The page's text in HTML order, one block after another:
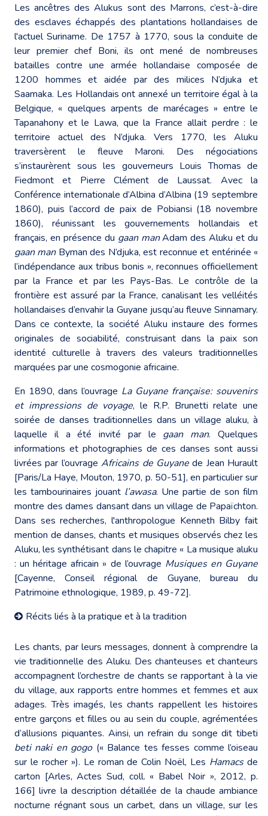
Les ancêtres des Alukus sont des Marrons, c’est-à-dire
des esclaves échappés des plantations hollandaises de
l'actuel Suriname. De 1757 à 1770, sous la conduite de
leur premier chef Boni, ils ont mené de nombreuses
batailles contre une armée hollandaise composée de
1200 hommes et aidée par des milices N’djuka et
Saamaka. Les Hollandais ont annexé un territoire égal à la
Belgique, « quelques arpents de marécages » entre le
Tapanahony et le Lawa, que la France allait perdre : le
territoire actuel des N’djuka. Vers 1770, les Aluku
traversèrent le fleuve Maroni. Des négociations
s’instaurèrent sous les gouverneurs Louis Thomas de
Fiedmont et Pierre Clément de Laussat. Avec la
Conférence internationale d’Albina d’Albina (19 septembre
1860), puis l’accord de paix de Pobiansi (18 novembre
1860), réunissant les gouvernements hollandais et
français, en présence du gaan manAdam des Aluku et du
gaan manByman des N’djuka, est reconnue et entérinée «
l’indépendance aux tribus bonis », reconnues officiellement
par la France et par les Pays-Bas. Le contrôle de la
frontière est assuré par la France, canalisant les velléités
hollandaises d’envahir la Guyane jusqu’au fleuve Sinnamary.
Dans ce contexte, la société Aluku instaure des formes
originales de sociabilité, construisant dans la paix son
identité culturelle à travers des valeurs traditionnelles
marquées par une cosmogonie africaine.
En 1890, dans l’ouvrage La Guyane française: souvenirs
et impressions de voyage, le R.P. Brunetti relate une
soirée de danses traditionnelles dans un village aluku, à
laquelle il a été invité par le gaan man. Quelques
informations et photographies de ces danses sont aussi
livrées par l’ouvrageAfricains de Guyanede Jean Hurault
[Paris/La Haye, Mouton, 1970, p. 50-51], en particulier sur
les tambourinaires jouant l’awasa. Une partie de son film
montre des dames dansant dans un village de Papaïchton.
Dans ses recherches, l'anthropologue Kenneth Bilby fait
mention de danses, chants et musiques observés chez les
Aluku, les synthétisant dans le chapitre « La musique aluku
: un héritage africain » de l’ouvrage Musiques en Guyane
[Cayenne, Conseil régional de Guyane, bureau du
Patrimoine ethnologique, 1989, p. 49-72].
Récits liés à la pratique et à la tradition
Les chants, par leurs messages, donnent à comprendre la
vie traditionnelle des Aluku. Des chanteuses et chanteurs
accompagnent l’orchestre de chants se rapportant à la vie
du village, aux rapports entre hommes et femmes et aux
adages. Très imagés, les chants rappellent les histoires
entre garçons et filles ou au sein du couple, agrémentées
d’allusions piquantes. Ainsi, un refrain du songe dit tibeti
beti naki en gogo(« Balance tes fesses comme l’oiseau
sur le rocher »). Le roman de Colin Noël, Les Hamacsde
carton [Arles, Actes Sud, coll. « Babel Noir », 2012, p.
166] livre la description détaillée de la chaude ambiance
nocturne régnant sous un carbet, dans un village, sur les